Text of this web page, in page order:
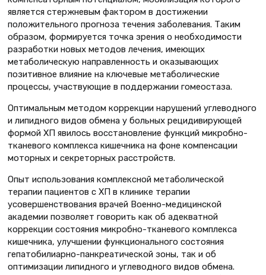
является стержневым фактором в достижении
положительного прогноза течения заболевания. Таким
образом, формируется точка зрения о необходимости
разработки новых методов лечения, имеющих
метаболическую направленность и оказывающих
позитивное влияние на ключевые метаболические
процессы, участвующие в поддержании гомеостаза.
Оптимальным методом коррекции нарушений углеводного
и липидного видов обмена у больных рецидивирующей
формой ХП явилось восстановление функций микробно-
тканевого комплекса кишечника на фоне компенсации
моторных и секреторных расстройств.
Опыт использования комплексной метаболической
терапии пациентов с ХП в клинике терапии
усовершенствования врачей Военно-медицинской
академии позволяет говорить как об адекватной
коррекции состояния микробно-тканевого комплекса
кишечника, улучшении функционального состояния
гепатобилиарно-панкреатической зоны, так и об
оптимизации липидного и углеводного видов обмена.